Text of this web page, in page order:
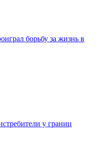
борьбу за жизнь в
у границ